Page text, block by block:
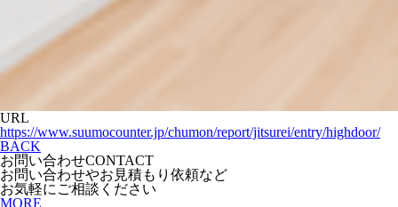
URL
https://www.suumocounter.jp/chumon/report/jitsurei/entry/highdoor/
BACK
お問い合わせCONTACT
お問い合わせやお見積もり依頼など
お気軽にご相談ください
MORE